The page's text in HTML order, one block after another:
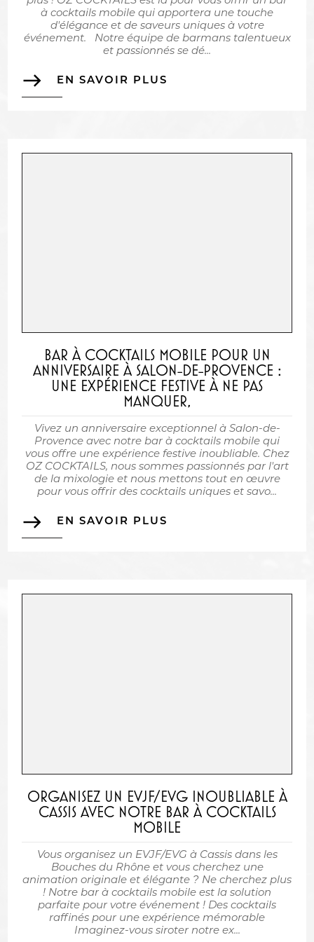
à cocktails mobile qui apportera une touche
d'élégance et de saveurs uniques à votre
événement. Notre équipe de barmans talentueux
et passionnés se dé...
east EN SAVOIR PLUS
BAR À COCKTAILS MOBILE POUR UN
ANNIVERSAIRE À SALON-DE-PROVENCE :
UNE EXPÉRIENCE FESTIVE À NE PAS
MANQUER,
Vivez un anniversaire exceptionnel à Salon-de-
Provence avec notre bar à cocktails mobile qui
vous offre une expérience festive inoubliable. Chez
OZ COCKTAILS, nous sommes passionnés par l'art
de la mixologie et nous mettons tout en œuvre
pour vous offrir des cocktails uniques et savo...
east EN SAVOIR PLUS
ORGANISEZ UN EVJF/EVG INOUBLIABLE À
CASSIS AVEC NOTRE BAR À COCKTAILS
MOBILE
Vous organisez un EVJF/EVG à Cassis dans les
Bouches du Rhône et vous cherchez une
animation originale et élégante ? Ne cherchez plus
! Notre bar à cocktails mobile est la solution
parfaite pour votre événement ! Des cocktails
raffinés pour une expérience mémorable
Imaginez-vous siroter notre ex...